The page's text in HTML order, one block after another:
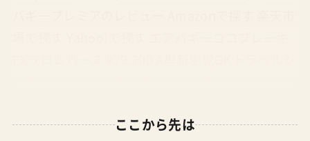
トージ直営店で試せるベビーカー ヌナトリヴネク
ここから先は